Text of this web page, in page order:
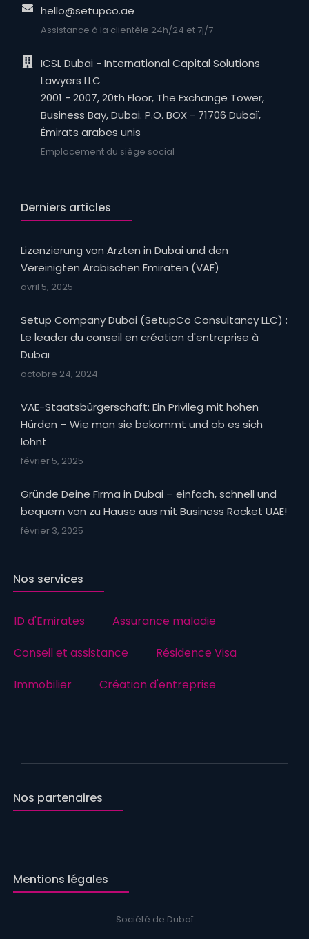
hello@setupco.ae
Assistance à la clientèle 24h/24 et 7j/7
ICSL Dubai - International Capital Solutions
Lawyers LLC
2001 - 2007, 20th Floor, The Exchange Tower,
Business Bay, Dubai. P.O. BOX - 71706 Dubaï,
Émirats arabes unis
Emplacement du siège social
Derniers articles
Lizenzierung von Ärzten in Dubai und den
Vereinigten Arabischen Emiraten (VAE)
avril 5, 2025
Setup Company Dubai (SetupCo Consultancy LLC) :
Le leader du conseil en création d'entreprise à
Dubaï
octobre 24, 2024
VAE-Staatsbürgerschaft: Ein Privileg mit hohen
Hürden – Wie man sie bekommt und ob es sich
lohnt
février 5, 2025
Gründe Deine Firma in Dubai – einfach, schnell und
bequem von zu Hause aus mit Business Rocket UAE!
février 3, 2025
Nos services
ID d'Emirates
Assurance maladie
Conseil et assistance
Résidence Visa
Immobilier
Création d'entreprise
Nos partenaires
Mentions légales
Société de Dubaï